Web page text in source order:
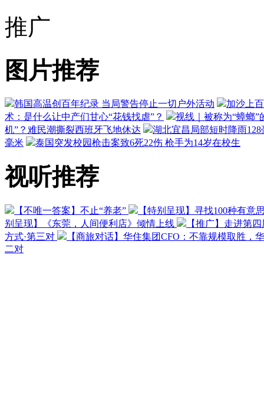
推广
图片推荐
韩国高温创百年纪录 当局警告停止一切户外活动
加沙上
术：是什么让中产们甘心“花钱找虐”？
视线｜被称为“蟑螂
机”？难民潮撕裂西班牙飞地休达
湖北宜昌局部短时降雨
毫米
泰国突发校园枪击案致6死22伤 枪手为14岁在校生
视听推荐
【不唯一答案】不止“养老”
【特别呈现】寻找100种有意
别呈现】《东莞，人间便利店》倾情上线
【推广】走进第
方式·第三对
【商旅对话】华住集团CFO：不靠规模取胜，
二对